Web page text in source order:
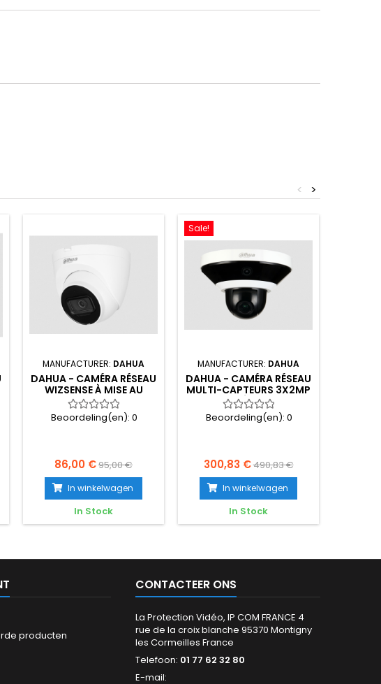
>
<
MANUFACTURER: DAHUA
DAHUA - CAMÉRA RÉSEAU
WIZSENSE À MISE AU
POINT FIXE INFRAROUGE 4
MP -...
Beoordeling(en): 0
86,00 €95,00 €
In winkelwagen
In Stock
Sale!
MANUFACTURER: DAHUA
DAHUA - CAMÉRA RÉSEAU
MULTI-CAPTEURS 3X2MP
+ CAMÉRA PTZ -
PSDW5631S-B360
Beoordeling(en): 0
300,83 €490,83 €
In winkelwagen
In Stock
producten
CONTACTEER ONS
La Protection Vidéo, IP COM FRANCE 4
rue de la croix blanche 95370 Montigny
les Cormeilles France
Telefoon: 01 77 62 32 80
E-mail: